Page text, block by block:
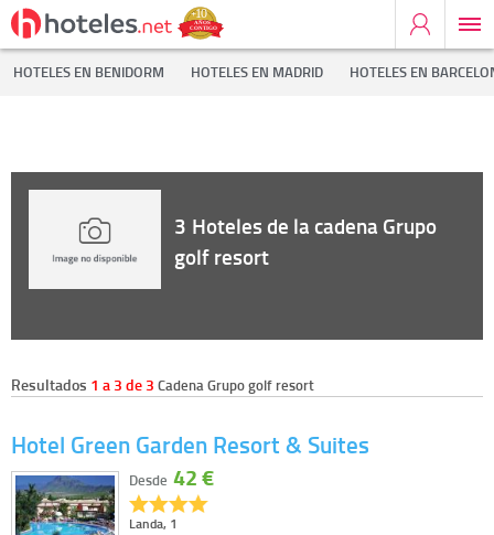
HOTELES EN BENIDORM HOTELES EN MADRID HOTELES EN
Inicio Cadenas Hoteleras Grupo golf resort
3 Hoteles de la cadena Grupo
golf resort
Resultados 1 a 3 de 3 Cadena Grupo golf resort
Hotel Green Garden Resort & Suites
Landa, 1
Desde 42 €